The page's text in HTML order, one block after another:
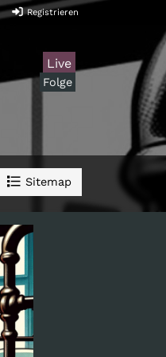
Registrieren
Live
Folge
Sitemap